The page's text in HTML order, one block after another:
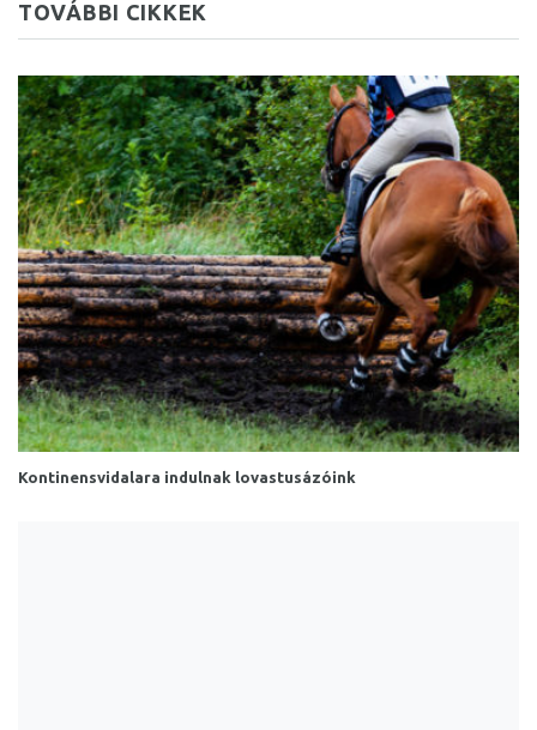
TOVÁBBI CIKKEK
Kontinensvidalara indulnak lovastusázóink